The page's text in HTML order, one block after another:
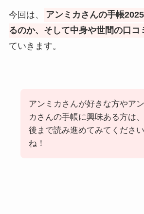
今回は、
アンミカさんの手帳
るのか、そして中身や世間の口コ
ていきます。
アンミカさんが好きな方やアン
カさんの手帳に興味ある方は
後まで読み進めてみてください
ね！